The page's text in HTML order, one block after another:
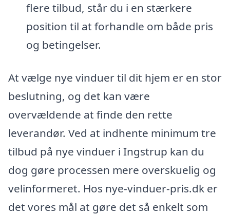
flere tilbud, står du i en stærkere
position til at forhandle om både pris
og betingelser.
At vælge nye vinduer til dit hjem er en stor
beslutning, og det kan være
overvældende at finde den rette
leverandør. Ved at indhente minimum tre
tilbud på nye vinduer i Ingstrup kan du
dog gøre processen mere overskuelig og
velinformeret. Hos nye-vinduer-pris.dk er
det vores mål at gøre det så enkelt som